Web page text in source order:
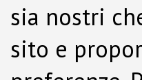
sia nostri
sito e